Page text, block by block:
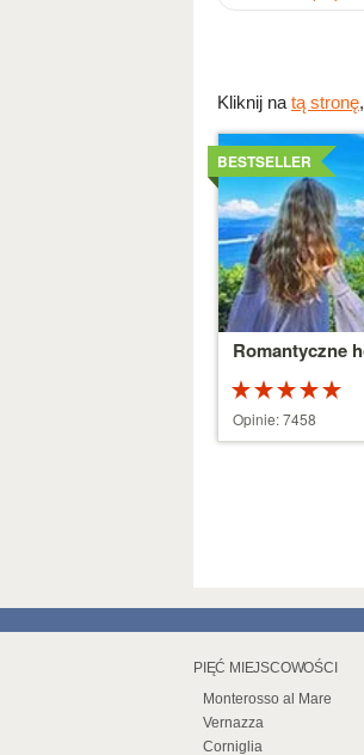
Kliknij na tą stronę
Romantyczne
BESTSELLER
gwiazdek
Opinie: 7458
Szczegoly
PIĘĆ MIEJSCOWOŚCI
Monterosso al Mare
Vernazza
Corniglia